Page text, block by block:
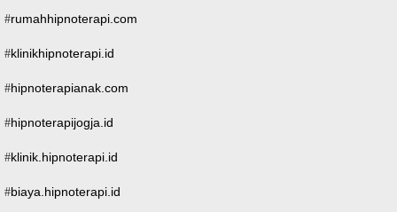
#rumahhipnoterapi.com
#klinikhipnoterapi.id
#hipnoterapianak.com
#hipnoterapijogja.id
#klinik.hipnoterapi.id
#biaya.hipnoterapi.id